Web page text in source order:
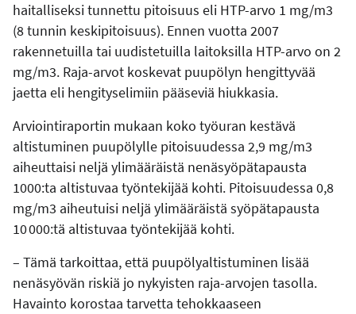
haitalliseksi tunnettu pitoisuus eli HTP-arvo 1 mg/m3
(8 tunnin keskipitoisuus). Ennen vuotta 2007
rakennetuilla tai uudistetuilla laitoksilla HTP-arvo on 2
mg/m3. Raja-arvot koskevat puupölyn hengittyvää
jaetta eli hengityselimiin pääseviä hiukkasia.
Arviointiraportin mukaan koko työuran kestävä
altistuminen puupölylle pitoisuudessa 2,9 mg/m3
aiheuttaisi neljä ylimääräistä nenäsyöpätapausta
1000:ta altistuvaa työntekijää kohti. Pitoisuudessa 0,8
mg/m3 aiheutuisi neljä ylimääräistä syöpätapausta
10 000:tä altistuvaa työntekijää kohti.
– Tämä tarkoittaa, että puupölyaltistuminen lisää
nenäsyövän riskiä jo nykyisten raja-arvojen tasolla.
Havainto korostaa tarvetta tehokkaaseen